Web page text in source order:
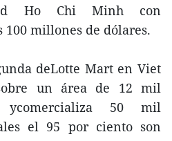
Ho Chi Minh con
millones de dólares.
deLotte Mart en Viet
un área de 12 mil
ycomercializa 50 mil
el 95 por ciento son